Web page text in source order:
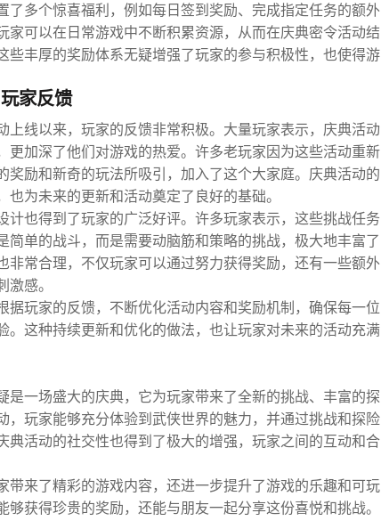
了多个惊喜福利，例如每日签到奖励、完成指定任务的额外
家可以在日常游戏中不断积累资源，从而在庆典密令活动结
些丰厚的奖励体系无疑增强了玩家的参与积极性，也使得游
家反馈
上线以来，玩家的反馈非常积极。大量玩家表示，庆典活动
更加深了他们对游戏的热爱。许多老玩家因为这些活动重新
奖励和新奇的玩法所吸引，加入了这个大家庭。庆典活动的
为未来的更新和活动奠定了良好的基础。
计也得到了玩家的广泛好评。许多玩家表示，这些挑战任务
简单的战斗，而是需要动脑筋和策略的挑战，极大地丰富了
非常合理，不仅玩家可以通过努力获得奖励，还有一些额外
感。
据玩家的反馈，不断优化活动内容和奖励机制，确保每一位
。这种持续更新和优化的做法，也让玩家对未来的活动充满
是一场盛大的庆典，它为玩家带来了全新的挑战、丰富的探
，玩家能够充分体验到武侠世界的魅力，并通过挑战和探险
典活动的社交性也得到了极大的增强，玩家之间的互动和合
带来了精彩的游戏内容，还进一步提升了游戏的乐趣和可玩
获得珍贵的奖励，还能与朋友一起分享这份喜悦和挑战。